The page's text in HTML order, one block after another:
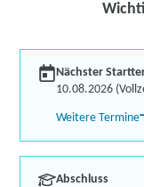
Nächster
10.08.2026
Weitere Termine
Abschluss